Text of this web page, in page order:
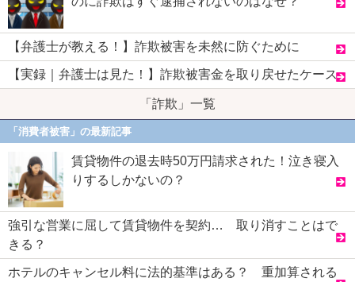
【弁護士が教える！】詐欺被害を未然に防ぐために
【実録｜弁護士は見た！】詐欺被害金を取り戻せたケース
「詐欺」一覧
「消費者被害」の最新記事
賃貸物件の退去時50万円請求された！泣き寝入
りするしかないの？
強引な営業に屈して賃貸物件を契約… 取り消すことはで
きる？
ホテルのキャンセル料に法的基準はある？ 重加算される